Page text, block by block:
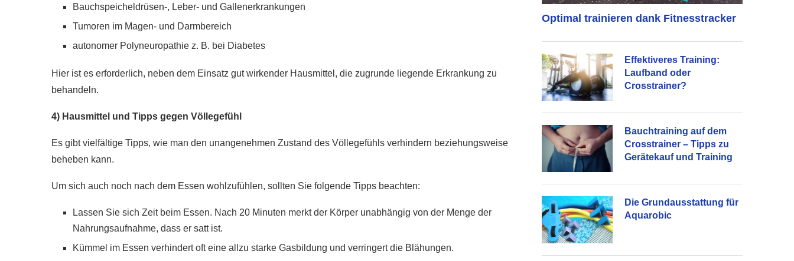
Bauchspeicheldrüsen-, Leber- und Gallenerkrankungen
Tumoren im Magen- und Darmbereich
autonomer Polyneuropathie z. B. bei Diabetes
Hier ist es erforderlich, neben dem Einsatz gut wirkender Hausmittel, die zugrunde liegende Erkrankung zu
behandeln.
4) Hausmittel und Tipps gegen Völlegefühl
Es gibt vielfältige Tipps, wie man den unangenehmen Zustand des Völlegefühls verhindern beziehungsweise
beheben kann.
Um sich auch noch nach dem Essen wohlzufühlen, sollten Sie folgende Tipps beachten:
Lassen Sie sich Zeit beim Essen. Nach 20 Minuten merkt der Körper unabhängig von der Menge der
Nahrungsaufnahme, dass er satt ist.
Kümmel im Essen verhindert oft eine allzu starke Gasbildung und verringert die Blähungen.
Optimal trainieren dank Fitnesstracker
Effektiveres Training:
Laufband oder
Crosstrainer?
Bauchtraining auf dem
Crosstrainer – Tipps zu
Gerätekauf und Training
Die Grundausstattung für
Aquarobic